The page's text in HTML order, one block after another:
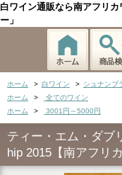
白ワイン通販なら南アフリ
ー」
ホーム > 白ワイン > シュナンブ
ホーム
>
全てのワイン
ホーム
> 3001円～5000円
ティー・エム・ダブ
hip 2015【南アフリ